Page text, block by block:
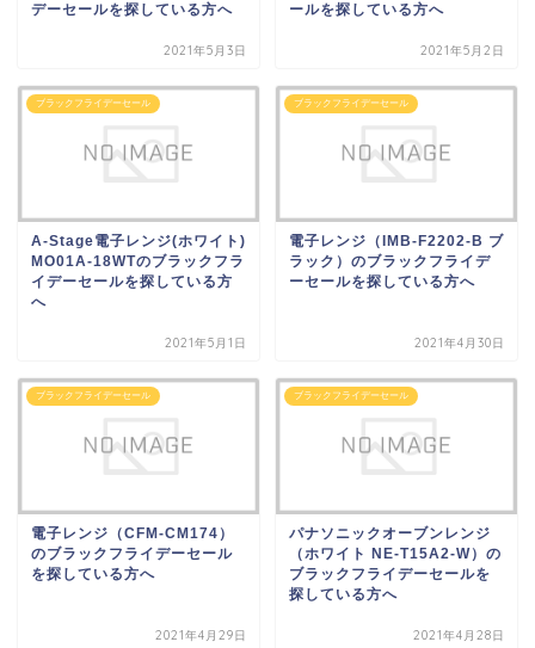
デーセールを探している方へ
2021年5月3日
ールを探している方へ
2021年5月2日
ブラックフライデーセール
A-Stage電子レンジ(ホワイト)
MO01A-18WTのブラックフラ
イデーセールを探している方
へ
2021年5月1日
ブラックフライデーセール
電子レンジ（IMB-F2202-B ブ
ラック）のブラックフライデ
ーセールを探している方へ
2021年4月30日
ブラックフライデーセール
電子レンジ（CFM-CM174）
のブラックフライデーセール
を探している方へ
2021年4月29日
ブラックフライデーセール
パナソニックオーブンレンジ
（ホワイト NE-T15A2-W）の
ブラックフライデーセールを
探している方へ
2021年4月28日